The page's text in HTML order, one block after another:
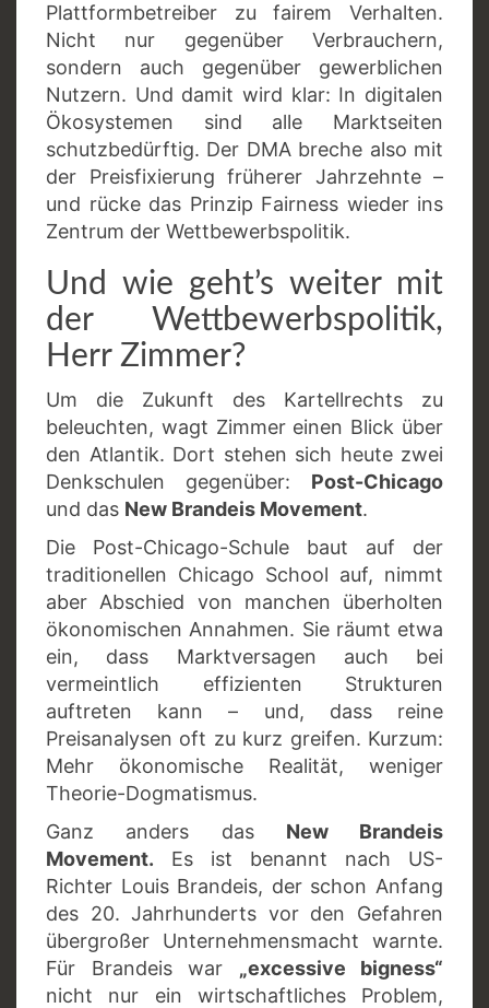
Plattformbetreiber zu fairem Verhalten.
Nicht nur gegenüber Verbrauchern,
sondern auch gegenüber gewerblichen
Nutzern. Und damit wird klar: In digitalen
Ökosystemen sind alle Marktseiten
schutzbedürftig. Der DMA breche also mit
der Preisfixierung früherer Jahrzehnte –
und rücke das Prinzip Fairness wieder ins
Zentrum der Wettbewerbspolitik.
Und wie geht’s weiter mit
der Wettbewerbspolitik,
Herr Zimmer?
Um die Zukunft des Kartellrechts zu
beleuchten, wagt Zimmer einen Blick über
den Atlantik. Dort stehen sich heute zwei
Denkschulen gegenüber: Post-Chicago
und das New Brandeis Movement.
Die Post-Chicago-Schule baut auf der
traditionellen Chicago School auf, nimmt
aber Abschied von manchen überholten
ökonomischen Annahmen. Sie räumt etwa
ein, dass Marktversagen auch bei
vermeintlich effizienten Strukturen
auftreten kann – und, dass reine
Preisanalysen oft zu kurz greifen. Kurzum:
Mehr ökonomische Realität, weniger
Theorie-Dogmatismus.
Ganz anders das New Brandeis
Movement. Es ist benannt nach US-
Richter Louis Brandeis, der schon Anfang
des 20. Jahrhunderts vor den Gefahren
übergroßer Unternehmensmacht warnte.
Für Brandeis war „excessive bigness“
nicht nur ein wirtschaftliches Problem,